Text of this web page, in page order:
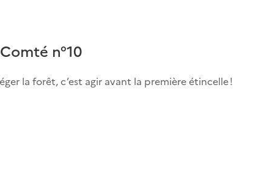
n°10
la forêt, c’est agir avant la première étincelle !